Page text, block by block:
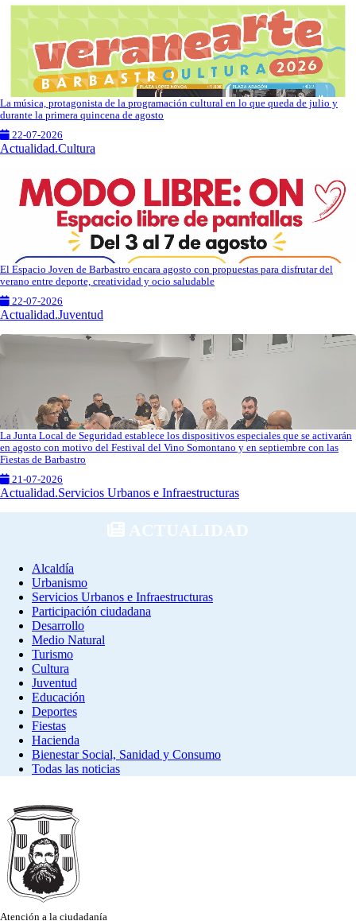
La música, protagonista de la programación cultural en lo que queda de julio y
durante la primera quincena de agosto
22-07-2026
Actualidad.Cultura
El Espacio Joven de Barbastro encara agosto con propuestas para disfrutar del
verano entre deporte, creatividad y ocio saludable
22-07-2026
Actualidad.Juventud
La Junta Local de Seguridad establece los dispositivos especiales que se activarán
en agosto con motivo del Festival del Vino Somontano y en septiembre con las
Fiestas de Barbastro
21-07-2026
Actualidad.Servicios Urbanos e Infraestructuras
ACTUALIDAD
Alcaldía
Urbanismo
Servicios Urbanos e Infraestructuras
Participación ciudadana
Desarrollo
Medio Natural
Turismo
Cultura
Juventud
Educación
Deportes
Fiestas
Hacienda
Bienestar Social, Sanidad y Consumo
Todas las noticias
Atención a la ciudadanía